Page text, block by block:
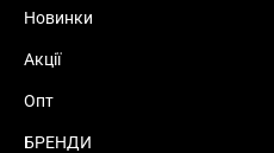
Новинки
Акції
Опт
БРЕНДИ